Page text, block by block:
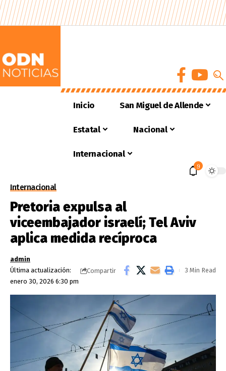
Inicio San Miguel de Allende
Estatal Nacional
Internacional
9
Internacional
Pretoria expulsa al
viceembajador israelí; Tel Aviv
aplica medida recíproca
Última actualización:
enero 30, 2026 6:30 pm
admin
Compartir
3 Min Read